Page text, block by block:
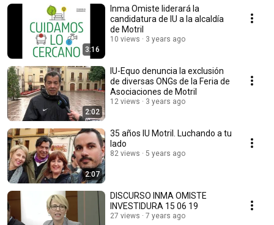
3:16
Inma Omiste liderará la
candidatura de IU a la alcaldía
de Motril
10 views 3 years ago
2:02
IU-Equo denuncia la exclusión
de diversas ONGs de la Feria de
Asociaciones de Motril
12 views 3 years ago
2:07
35 años IU Motril. Luchando a tu
lado
82 views 5 years ago
DISCURSO INMA OMISTE
INVESTIDURA 15 06 19
27 views 7 years ago